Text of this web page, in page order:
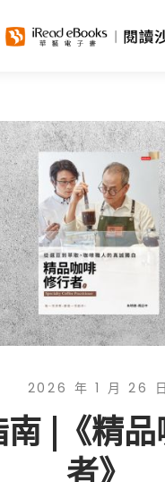
2026 年 1 月 26 日
南 |《精
者》